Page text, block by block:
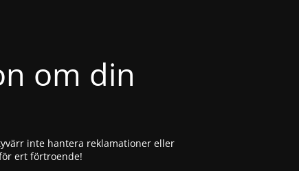
om din
inte hantera reklamationer eller
ert förtroende!